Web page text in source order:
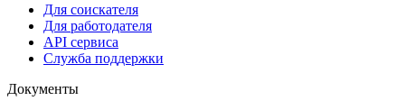
Для соискателя
Для работодателя
API сервиса
Служба поддержки
Документы